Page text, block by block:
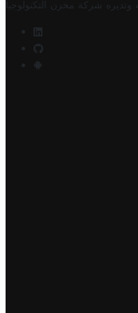
شركة مخزن التكنولوجيا